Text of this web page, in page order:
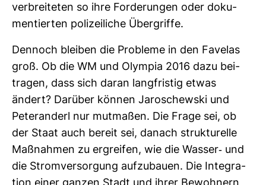
ver­brei­teten so ihre For­de­rungen oder doku­
men­tierten poli­zei­liche Über­griffe.
Den­noch bleiben die Pro­bleme in den Favelas
groß. Ob die WM und Olympia 2016 dazu bei­
tragen, dass sich daran lang­fristig etwas
ändert? Dar­über können Jaro­schewski und
Peter­an­derl nur mut­maßen. Die Frage sei, ob
der Staat auch bereit sei, danach struk­tu­relle
Maß­nahmen zu ergreifen, wie die Wasser-​ und
die Strom­ver­sor­gung auf­zu­bauen. Die Inte­gra­